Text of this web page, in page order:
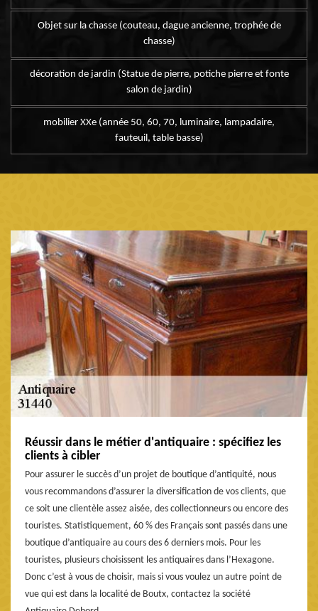
Objet sur la chasse (couteau, dague ancienne, trophée de
chasse)
décoration de jardin (Statue de pierre, potiche pierre et fonte
salon de jardin)
mobilier XXe (année 50, 60, 70, luminaire, lampadaire,
fauteuil, table basse)
Réussir dans le métier d'antiquaire : spécifiez les
clients à cibler
Pour assurer le succès d’un projet de boutique d’antiquité, nous
vous recommandons d’assurer la diversification de vos clients, que
ce soit une clientèle assez aisée, des collectionneurs ou encore des
touristes. Statistiquement, 60 % des Français sont passés dans une
boutique d’antiquaire au cours des 6 derniers mois. Pour les
touristes, plusieurs choisissent les antiquaires dans l’Hexagone.
Donc c’est à vous de choisir, mais si vous voulez un autre point de
vue qui est dans la localité de Boutx, contactez la société